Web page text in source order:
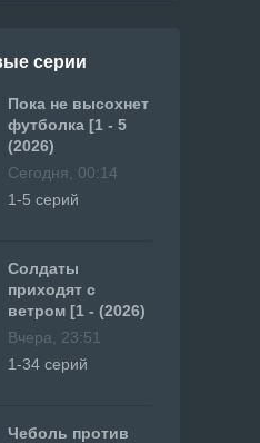
серии
Пока не высохнет
футболка [1 - 5
(2026)
Сегодня, 00:14
1-5 серий
Солдаты
приходят с
ветром [1 - (2026)
Вчера, 23:51
1-34 серий
Чеболь против